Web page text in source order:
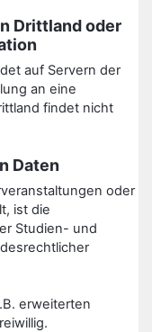
Drittland oder
auf Servern der
an eine
findet nicht
Daten
oder
ist die
Studien- und
erweiterten